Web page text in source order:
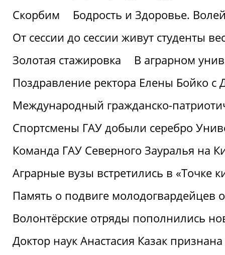
Скорбим
Бодрость и Здоровье.
От сессии до сессии живут студенты
Золотая стажировка
В аграрном
Поздравление ректора Елены Бойко с
Международный гражданско-
Спортсмены ГАУ добыли серебро
Команда ГАУ Северного Зауралья на
Аграрные вузы встретились в «Точке
Память о подвиге молодогвардейцев
Волонтёрские отряды пополнились
Доктор наук Анастасия Казак